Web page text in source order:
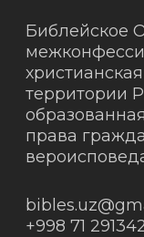
Библейское
территории
права
+998 71